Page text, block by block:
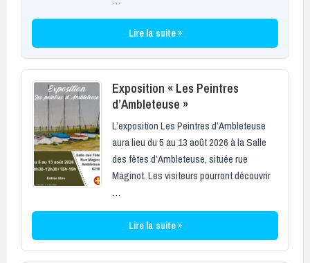
Lire la suite »
Exposition « Les Peintres
d’Ambleteuse »
L’exposition Les Peintres d’Ambleteuse
aura lieu du 5 au 13 août 2026 à la Salle
des fêtes d’Ambleteuse, située rue
Maginot. Les visiteurs pourront découvrir
…
Lire la suite »